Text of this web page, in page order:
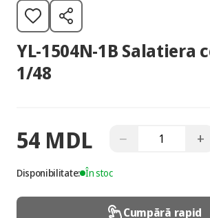
YL-1504N-1B Salatiera
1/48
54 MDL − +
Disponibilitate: În stoc
Cumpără rapid